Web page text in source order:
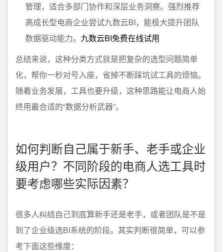
管理，适合多部门协作和深层业务洞察。强烈推荐
高成长型电商企业尝试九数云BI，能极大提升团队
数据驱动能力。 九数云BI免费在线试用
总结来说，这种分类方式就是把复杂的选型问题简单
化，帮你一秒对号入座，省掉不断踩坑试工具的烦恼。
随着业务发展，工具也要升级，这种思路能让电商人始
终用最合适的“数据分析武器”。
如何判断自己属于新手、老手或企业
级用户？不同阶段的电商人选工具时
要考虑哪些实际因素？
很多人纠结自己到底算新手还是老手，或者团队是不是
到了企业级选BI系统的阶段。其实判断很简单，可以参
考下面这些维度：